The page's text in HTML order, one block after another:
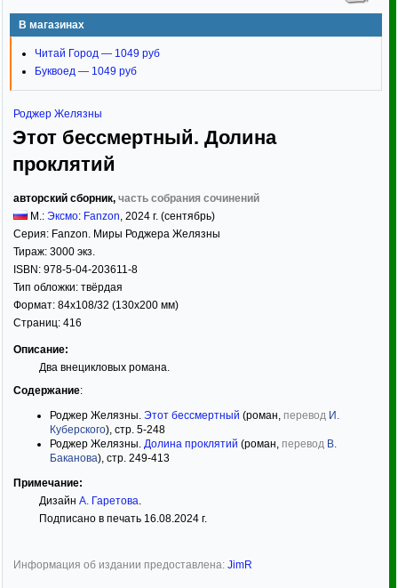
В магазинах
Читай Город — 1049 руб
Буквоед — 1049 руб
Роджер Желязны
Этот бессмертный. Долина
проклятий
авторский сборник, часть собрания сочинений
М.: Эксмо: Fanzon, 2024 г. (сентябрь)
Серия: Fanzon. Миры Роджера Желязны
Тираж: 3000 экз.
ISBN: 978-5-04-203611-8
Тип обложки: твёрдая
Формат: 84x108/32 (130x200 мм)
Страниц: 416
Описание:
Два внецикловых романа.
Содержание:
Роджер Желязны. Этот бессмертный (роман, перевод И.
Куберского), стр. 5-248
Роджер Желязны. Долина проклятий (роман, перевод В.
Баканова), стр. 249-413
Примечание:
Дизайн А. Гаретова.
Подписано в печать 16.08.2024 г.
Информация об издании предоставлена: JimR